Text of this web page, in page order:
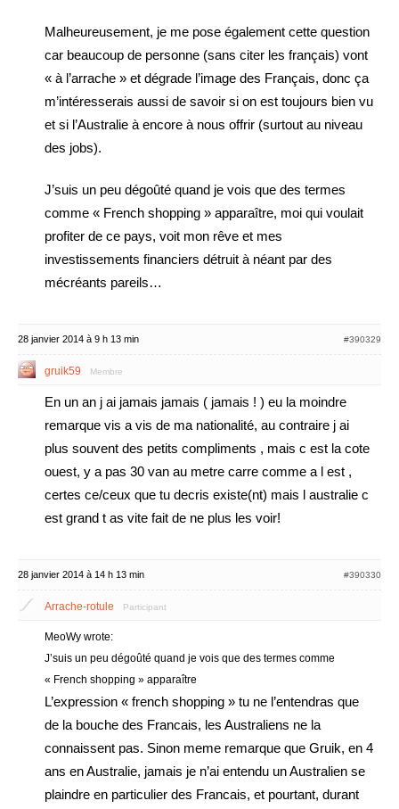
Malheureusement, je me pose également cette question
car beaucoup de personne (sans citer les français) vont
« à l’arrache » et dégrade l’image des Français, donc ça
m’intéresserais aussi de savoir si on est toujours bien vu
et si l’Australie à encore à nous offrir (surtout au niveau
des jobs).
J’suis un peu dégoûté quand je vois que des termes
comme « French shopping » apparaître, moi qui voulait
profiter de ce pays, voit mon rêve et mes
investissements financiers détruit à néant par des
mécréants pareils…
28 janvier 2014 à 9 h 13 min #390329
gruik59 Membre
En un an j ai jamais jamais ( jamais ! ) eu la moindre
remarque vis a vis de ma nationalité, au contraire j ai
plus souvent des petits compliments , mais c est la cote
ouest, y a pas 30 van au metre carre comme a l est ,
certes ce/ceux que tu decris existe(nt) mais l australie c
est grand t as vite fait de ne plus les voir!
28 janvier 2014 à 14 h 13 min #390330
Arrache-rotule Participant
MeoWy wrote:
J’suis un peu dégoûté quand je vois que des termes comme
« French shopping » apparaître
L’expression « french shopping » tu ne l’entendras que
de la bouche des Francais, les Australiens ne la
connaissent pas. Sinon meme remarque que Gruik, en 4
ans en Australie, jamais je n’ai entendu un Australien se
plaindre en particulier des Francais, et pourtant, durant